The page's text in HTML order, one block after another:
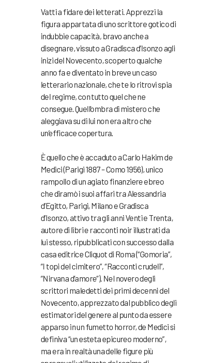
Vatti a fidare dei letterati. Apprezzi la
figura appartata di uno scrittore gotico di
indubbie capacità, bravo anche a
disegnare, vissuto a Gradisca d’Isonzo agli
inizi del Novecento, scoperto qualche
anno fa e diventato in breve un caso
letterario nazionale, che te lo ritrovi spia
del regime, con tutto quel che ne
consegue. Quell’ombra di mistero che
aleggiava su di lui non era altro che
un’efficace copertura.
È quello che è accaduto a Carlo Hakim de
Medici (Parigi 1887 – Como 1956), unico
rampollo di un agiato finanziere ebreo
che diramò i suoi affari tra Alessandria
d’Egitto, Parigi, Milano e Gradisca
d’Isonzo, attivo tra gli anni Venti e Trenta,
autore di libri e racconti noir illustrati da
lui stesso, ripubblicati con successo dalla
casa editrice Cliquot di Roma (“Gomoria”,
“I topi del cimitero”, “Racconti crudeli”,
“Nirvana d’amore”). Nel novero degli
scrittori maledetti dei primi decenni del
Novecento, apprezzato dal pubblico degli
estimatori del genere al punto da essere
apparso in un fumetto horror, de Medici si
definiva “un esteta epicureo moderno”,
ma era in realtà una delle figure più